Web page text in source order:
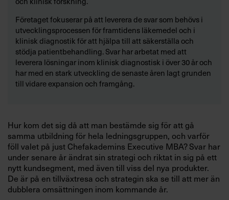
Företaget fokuserar på att leverera de svar som behövs i
utvecklingsprocessen för framtidens läkemedel och i
klinisk diagnostik för att hjälpa till att säkerställa och
stödja patientbehandling. Svar har arbetat med att
leverera lösningar inom klinisk diagnostisk i över 30 år och
har med en stark utveckling de senaste åren lagt grunden
till vidare expansion och framgång.
Hur kom det sig då att man bestämde sig för att gå
samma utbildning för hela ledningsgruppen, och varför
föll valet på just Chefakademins Executive MBA? Svar har
under senare år ändrat sin strategi och riktat in sig på ett
nytt kundsegment, med även till viss del nya produkter.
De är på en tillväxtresa och strategin ska se till att mer än
dubblera omsättningen inom kommande år.